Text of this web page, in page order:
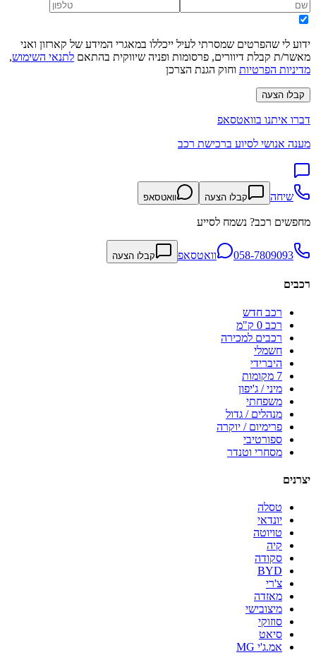
ידוע לי שהפרטים שמסרתי לעיל ייכללו במאגרי המידע של קארזון ואני
מאשר/ת קבלת דיוורים, פרסומות ופניה שיווקית בהתאם לתנאי השימוש,
מדיניות הפרטיות וחוק הגנת הצרכן
קבלו הצעה
דברו איתנו בוואטסאפ
מענה אנושי לסיוע ברכישת רכב
שיחה קבלו הצעה וואטסאפ
מחפשים רכב? נשמח לסייע
058-7809093 וואטסאפ קבלו הצעה
רכבים
רכב חדש
רכב 0 ק"מ
רכבים למכירה
חשמלי
היברידי
7 מקומות
מיני / ג'יפון
משפחתי
מנהלים / גדול
פרימיום / יוקרה
ספורטיבי
מסחרי וטנדר
יצרנים
טסלה
יונדאי
טויוטה
קיה
סקודה
BYD
צ'רי
מאזדה
מיצובישי
סוזוקי
סיאט
אמ.ג'י MG